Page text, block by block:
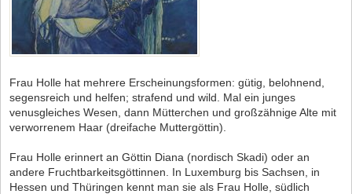
Frau Holle hat mehrere Erscheinungsformen: gütig, belohnend,
segensreich und helfen; strafend und wild. Mal ein junges
venusgleiches Wesen, dann Mütterchen und großzähnige Alte mit
verworrenem Haar (dreifache Muttergöttin).
Frau Holle erinnert an Göttin Diana (nordisch Skadi) oder an
andere Fruchtbarkeitsgöttinnen. In Luxemburg bis Sachsen, in
Hessen und Thüringen kennt man sie als Frau Holle, südlich